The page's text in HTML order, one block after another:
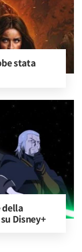
stata
della
Disney+